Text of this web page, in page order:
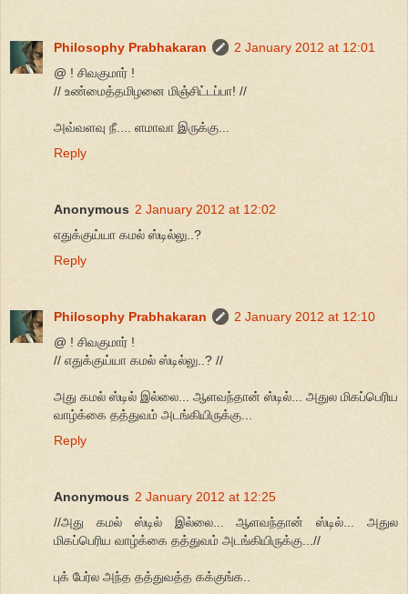
Philosophy Prabhakaran
2 January 2012 at 12:01
@ ! சிவகுமார் !
// உண்மைத்தமிழனை மிஞ்சிட்டப்பா! //
அவ்வளவு நீ.... ளமாவா இருக்கு...
Reply
Anonymous 2 January 2012 at 12:02
எதுக்குய்யா கமல் ஸ்டில்லு..?
Reply
Philosophy Prabhakaran
2 January 2012 at 12:10
@ ! சிவகுமார் !
// எதுக்குய்யா கமல் ஸ்டில்லு..? //
அது கமல் ஸ்டில் இல்லை... ஆளவந்தான் ஸ்டில்... அதுல மிகப்பெரிய
வாழ்க்கை தத்துவம் அடங்கியிருக்கு...
Reply
Anonymous 2 January 2012 at 12:25
//அது கமல் ஸ்டில் இல்லை... ஆளவந்தான் ஸ்டில்... அதுல
மிகப்பெரிய வாழ்க்கை தத்துவம் அடங்கியிருக்கு...//
புக் பேர்ல அந்த தத்துவத்த கக்குங்க..